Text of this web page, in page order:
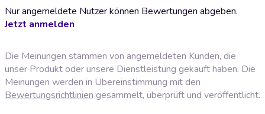
Nur angemeldete Nutzer können Bewertungen abgeben.
Jetzt anmelden
Die Meinungen stammen von angemeldeten Kunden, die
unser Produkt oder unsere Dienstleistung gekauft haben. Die
Meinungen werden in Übereinstimmung mit den
Bewertungsrichtlinien gesammelt, überprüft und veröffentlicht.